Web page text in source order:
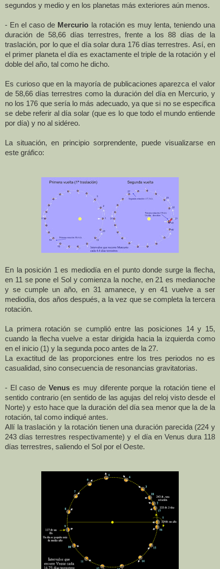
segundos y medio y en los planetas más exteriores aún menos.
- En el caso de Mercurio la rotación es muy lenta, teniendo una
duración de 58,66 días terrestres, frente a los 88 días de la
traslación, por lo que el día solar dura 176 días terrestres. Así, en
el primer planeta el día es exactamente el triple de la rotación y el
doble del año, tal como he dicho.
Es curioso que en la mayoría de publicaciones aparezca el valor
de 58,66 días terrestres como la duración del día en Mercurio, y
no los 176 que sería lo más adecuado, ya que si no se especifica
se debe referir al día solar (que es lo que todo el mundo entiende
por día) y no al sidéreo.
La situación, en principio sorprendente, puede visualizarse en
este gráfico:
En la posición 1 es mediodía en el punto donde surge la flecha,
en 11 se pone el Sol y comienza la noche, en 21 es medianoche
y se cumple un año, en 31 amanece, y en 41 vuelve a ser
mediodía, dos años después, a la vez que se completa la tercera
rotación.
La primera rotación se cumplió entre las posiciones 14 y 15,
cuando la flecha vuelve a estar dirigida hacia la izquierda como
en el inicio (1) y la segunda poco antes de la 27.
La exactitud de las proporciones entre los tres periodos no es
casualidad, sino consecuencia de resonancias gravitatorias.
- El caso de Venuses muy diferente porque la rotación tiene el
sentido contrario (en sentido de las agujas del reloj visto desde el
Norte) y esto hace que la duración del día sea menor que la de la
rotación, tal como indiqué antes.
Allí la traslación y la rotación tienen una duración parecida (224 y
243 días terrestres respectivamente) y el día en Venus dura 118
días terrestres, saliendo el Sol por el Oeste.